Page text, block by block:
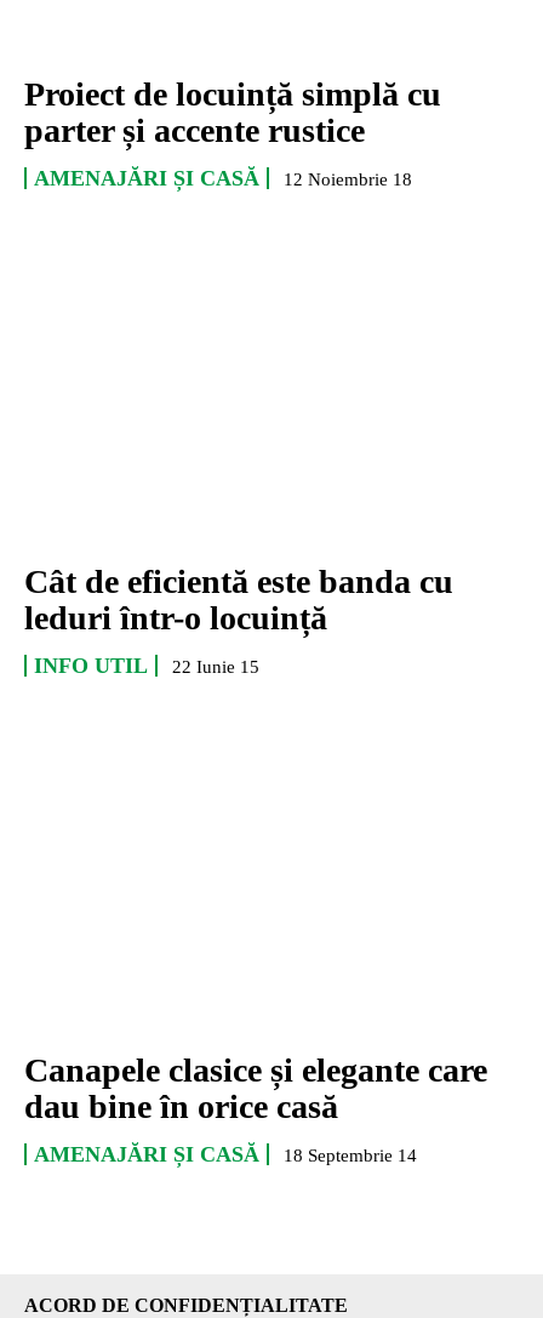
Proiect de locuință simplă cu
parter și accente rustice
AMENAJĂRI ȘI CASĂ 12 Noiembrie 18
Cât de eficientă este banda cu
leduri într-o locuință
INFO UTIL 22 Iunie 15
Canapele clasice și elegante care
dau bine în orice casă
AMENAJĂRI ȘI CASĂ 18 Septembrie 14
ACORD DE CONFIDENȚIALITATE